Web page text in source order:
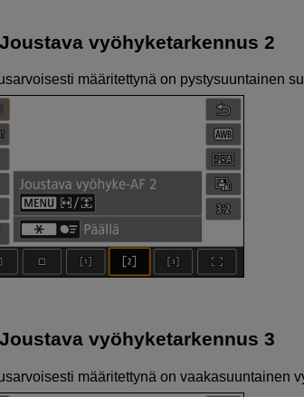
vyöhyketarkennus 2
määritettynä on pystysuuntainen
vyöhyketarkennus 3
määritettynä on vaakasuuntainen